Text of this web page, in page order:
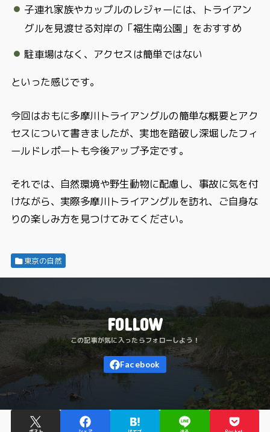
子連れ家族やカップルのレジャーには、トライアン
グルを見渡せる対岸の「福生南公園」をおすすめ
駐車場はなく、アクセスは簡単ではない
といった感じです。
今回はおもに多摩川トライアングルの簡単な概要とアク
セスについて書きましたが、実地を踏破し深堀したフィ
ールドレポートも今後アップ予定です。
それでは、自然環境や野生動物に配慮し、事故に気を付
けながら、実際多摩川トライアングルを訪れ、ご自身な
りの楽しみ方を見つけてみてください。
東京の自然
FOLLOW